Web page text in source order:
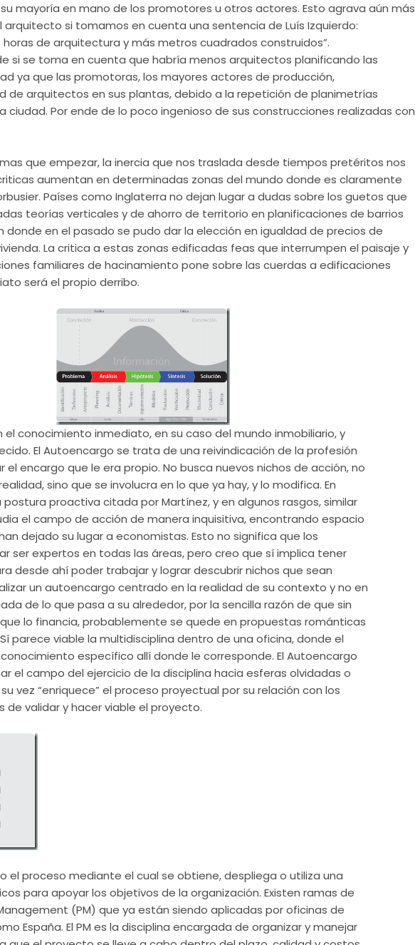
mayoría en mano de los promotores u otros actores. Esto agrava aún más
arquitecto si tomamos en cuenta una sentencia de Luís Izquierdo:
de arquitectura y más metros cuadrados construidos”.
si se toma en cuenta que habría menos arquitectosplanificando las
ya que las promotoras, los mayores actores de producción,
de arquitectos en sus plantas, debido a la repetición de planimetrías
ciudad. Por ende de lo poco ingenioso de susconstrucciones realizadas con
que empezar, la inercia que nos traslada desde tiempos pretéritos nos
aumentan en determinadas zonas del mundo donde es claramente
. Países como Inglaterra no dejan lugar a dudas sobre losguetos que
teorías verticales y de ahorro de territorio enplanificaciones de barrios
en el pasado se pudo dar la elección en igualdad de precios de
La critica a estas zonas edificadas feas que interrumpen el paisaje y
familiares dehacinamiento pone sobre las cuerdas a edificaciones
será el propio derribo.
el conocimiento inmediato, en su caso del mundo inmobiliario, y
ElAutoencargo se trata de unareivindicación de la profesión
encargo que le era propio. No busca nuevos nichos de acción, no
sino que se involucra en lo que ya hay, y lo modifica. En
posturaproactiva citada porMartínez, y en algunos rasgos, similar
el campo de acción de manera inquisitiva, encontrando espacio
dejado su lugar a economistas. Esto no significa que los
ser expertos en todas las áreas, pero creo que sí implica tener
desde ahí poder trabajar y lograr descubrir nichos que sean
unautoencargo centrado en la realidad de su contexto y no en
de lo que pasa a su alrededor, por la sencilla razón de que sin
lo financia,probablemente se quede en propuestas románticas
parece viable lamultidisciplina dentro de una oficina, donde el
específico allí donde le corresponde. ElAutoencargo
el campo del ejercicio de la disciplina hacia esferas olvidadas o
vez “enriquece” el procesoproyectual por su relación con los
de validar y hacer viable el proyecto.
el proceso mediante el cual se obtiene, despliega o utiliza una
para apoyar los objetivos de laorganización. Existen ramas de
(PM) que ya están siendo aplicadas por oficinas de
España. ElPM es la disciplina encargada de organizar y manejar